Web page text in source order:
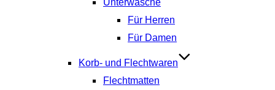
Unterwäsche
Für Herren
Für Damen
Korb- und Flechtwaren
Flechtmatten